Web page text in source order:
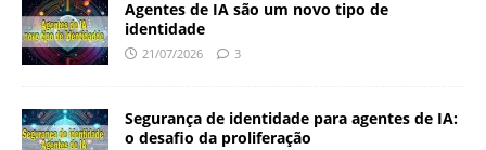
Agentes de IA são um novo tipo de
identidade
21/07/2026 3
Segurança de identidade para agentes de IA:
o desafio da proliferação